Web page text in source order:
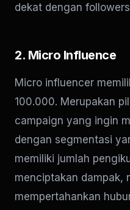
dekat dengan
2. Micro Influence
Micro influencer
100.000. Merupakan
campaign yang ingin
dengan segmentasi
memiliki jumlah
menciptakan dampak,
mempertahankan